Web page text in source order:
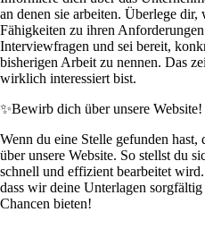
an denen sie arbeiten. Überlege
Fähigkeiten zu ihren
Interviewfragen und sei bereit,
bisherigen Arbeit zu nennen. Das
wirklich interessiert bist.
✨Bewirb dich über unsere Website!
Wenn du eine Stelle gefunden
über unsere Website. So stellst du
schnell und effizient bearbeitet
dass wir deine Unterlagen
Chancen bieten!